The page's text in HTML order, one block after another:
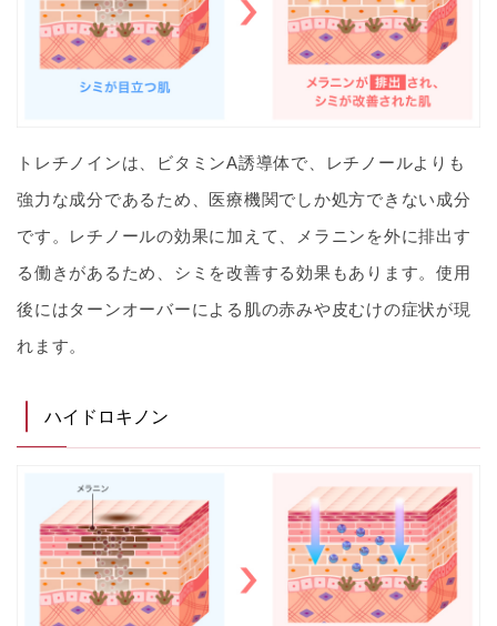
トレチノインは、ビタミンA誘導体で、レチノールよりも
強力な成分であるため、医療機関でしか処方できない成分
です。レチノールの効果に加えて、メラニンを外に排出す
る働きがあるため、シミを改善する効果もあります。使用
後にはターンオーバーによる肌の赤みや皮むけの症状が現
れます。
ハイドロキノン